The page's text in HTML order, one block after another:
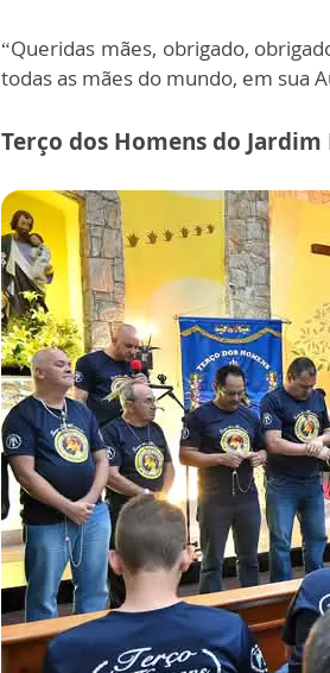
“Queridas mães, obrigado,
todas as mães do mundo, em sua
Terço dos Homens do